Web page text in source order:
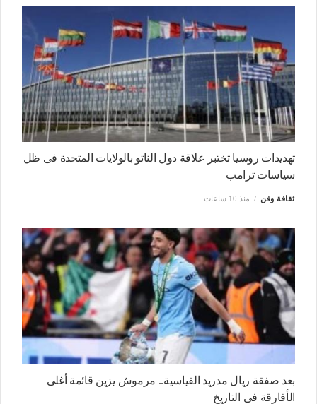
تهديدات روسيا تختبر علاقة دول الناتو بالولايات المتحدة فى ظل
سياسات ترامب
ثقافة وفن منذ 10 ساعات
بعد صفقة ريال مدريد القياسية.. مرموش يزين قائمة أغلى
الأفارقة فى التاريخ